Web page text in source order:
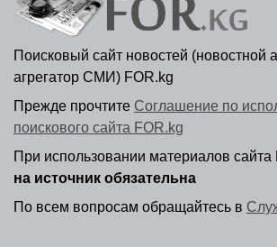
Поисковый сайт новостей (новостной
агрегатор СМИ) FOR.kg
Прежде прочтите Соглашение по
поискового сайта FOR.kg
При использовании материалов сайта
на источник обязательна
По всем вопросам обращайтесь в